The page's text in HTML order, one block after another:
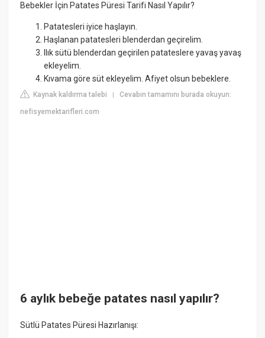
Bebekler İçin Patates Püresi Tarifi Nasıl Yapılır?
Patatesleri iyice haşlayın.
Haşlanan patatesleri blenderdan geçirelim.
Ilık sütü blenderdan geçirilen patateslere yavaş yavaş
ekleyelim.
Kıvama göre süt ekleyelim. Afiyet olsun bebeklere.
Kaynak kaldırma talebi |Cevabın tamamını burada okuyun:
nefisyemektarifleri.com
6 aylık bebeğe patates nasıl yapılır?
Sütlü Patates Püresi Hazırlanışı: